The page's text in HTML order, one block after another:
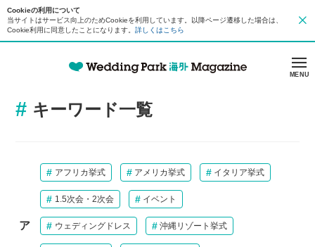
Cookieの利用について
当サイトはサービス向上のためCookieを利用しています。以降ページ遷移した場合は、
Cookie利用に同意したことになります。 詳しくはこちら
MENU
キーワード一覧
ア
アフリカ挙式 アメリカ挙式 イタリア挙式
1.5次会・2次会 イベント
ウェディングドレス 沖縄リゾート挙式